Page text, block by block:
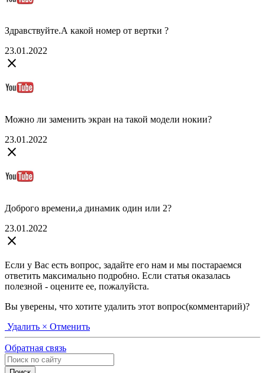
Здравствуйте.А какой номер от вертки ?
23.01.2022
close
Можно ли заменить экран на такой модели нокии?
23.01.2022
close
Доброго времени,а динамик один или 2?
23.01.2022
close
Если у Вас есть вопрос, задайте его нам и мы постараемся
ответить максимально подробно. Если статья оказалась
полезной - оцените ее, пожалуйста.
Вы уверены, что хотите удалить этот вопрос(комментарий)?
Удалить × Отменить
Обратная связь